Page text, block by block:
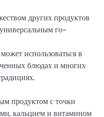
других продуктов
го-
использоваться в
блюдах и многих
продуктом с точки
кальцием и витамином